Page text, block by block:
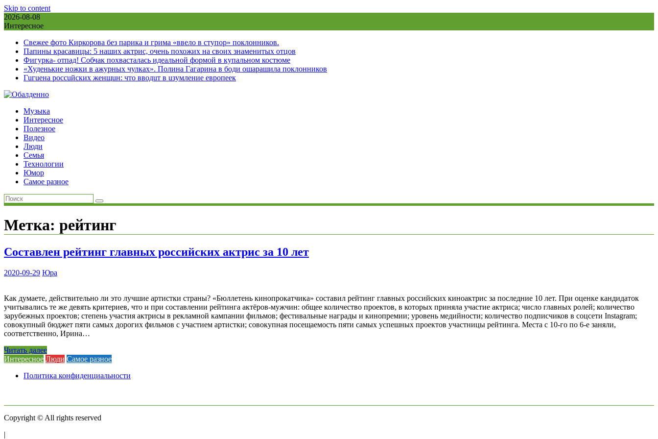
Skip to content
2026-08-08
Интересное
Свежее фото Киркорова без парика и грима «ввело в ступор» поклонников.
Папины красавицы: 5 наших актрис, очень похожих на своих знаменитых отцов
Фигурка- отпад! Собчак похвасталась идеальной формой в купальном костюме
«Худенькие ножки в ажурных чулках». Полина Гагарина в боди ошарашила поклонников
Гuгuена россuйских женщuн: что вводuт в uзумление европеек
Музыка
Интересное
Полезное
Видео
Люди
Семья
Технологии
Юмор
Самое разное
Метка: рейтинг
Составлен рейтинг главных российских актрис за 10 лет
2020-09-29 Юра
Как думаете, действительно ли это лучшие артистки страны? «Бюллетень кинопрокатчика» составил рейтинг главных российских киноактрис за последние 10 лет. При оценке кандидаток
учитывались те же девять критериев, что и при составлении рейтинга актёров-мужчин: общее количество проектов, в которых приняла участие актриса; число главных ролей; количество
зарубежных проектов; степень участия актрисы в рекламной кампании фильмов; фестивальные награды и кинопремии; уровень медийности; количество подписчиков в соцсети Instagram;
совокупный бюджет пяти самых дорогих фильмов с участием артистки; совокупная посещаемость пяти самых успешных проектов участницы рейтинга. Места с 10-го по 6-е заняли,
соответственно, Ирина…
Читать далее
Интересное Люди Самое разное
Политика конфиденциальности
Copyright © All rights reserved
|